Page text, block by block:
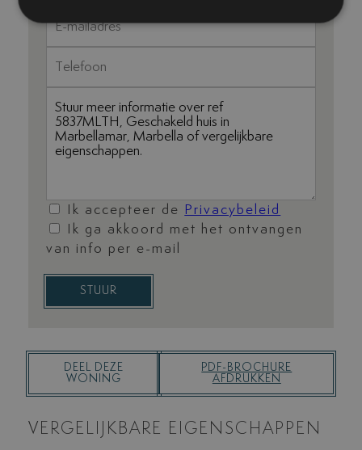
Ik accepteer de
Privacybeleid
Ik ga akkoord met het ontvangen
van info per e-mail
STUUR
DEEL DEZE
WONING
PDF-BROCHURE
AFDRUKKEN
VERGELIJKBARE EIGENSCHAPPEN